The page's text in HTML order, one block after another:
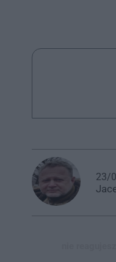
23/